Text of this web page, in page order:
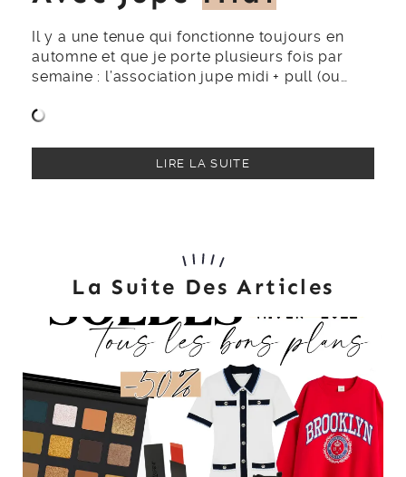
Il y a une tenue qui fonctionne toujours en
automne et que je porte plusieurs fois par
semaine : l’association jupe midi + pull (ou…
LIRE LA SUITE
La Suite Des Articles